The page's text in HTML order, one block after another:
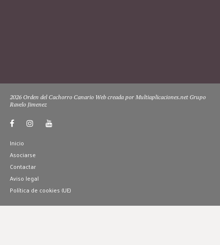
2026 Orden del Cachorro Canario Web creada por Multiaplicaciones.net Grupo
Ravelo Jimenez
Inicio
Asociarse
Contactar
Aviso legal
Política de cookies (UE)